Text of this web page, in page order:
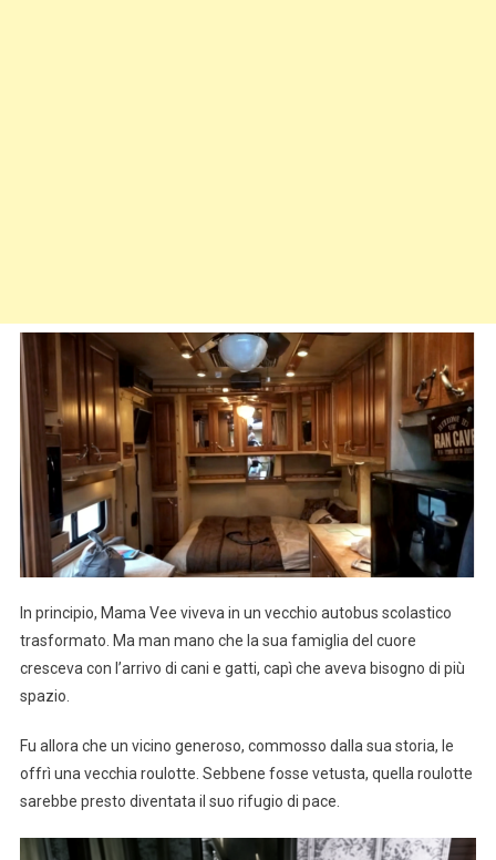
In principio, Mama Vee viveva in un vecchio autobus scolastico
trasformato. Ma man mano che la sua famiglia del cuore
cresceva con l’arrivo di cani e gatti, capì che aveva bisogno di più
spazio.
Fu allora che un vicino generoso, commosso dalla sua storia, le
offrì una vecchia roulotte. Sebbene fosse vetusta, quella roulotte
sarebbe presto diventata il suo rifugio di pace.